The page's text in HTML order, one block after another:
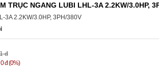
TRỤC NGANG LUBI LHL-3A 2.2KW/3.0HP,
3A 2.2KW/3.0HP, 3PH/380V
1 đ
0 đ (0%)